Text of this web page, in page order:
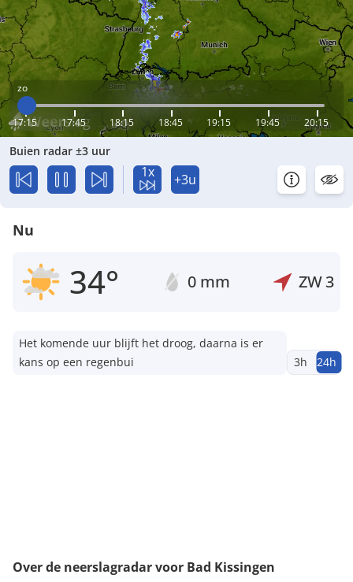
zo
17:15 17:45 18:15 18:45 19:15 19:45 20:15
Buien radar ±3 uur
1x +3u
Nu
34° 0 mm ZW3
Het komende uur blijft het droog, daarna is er
kans op een regenbui
3h 24h
Over de neerslagradar voor Bad Kissingen